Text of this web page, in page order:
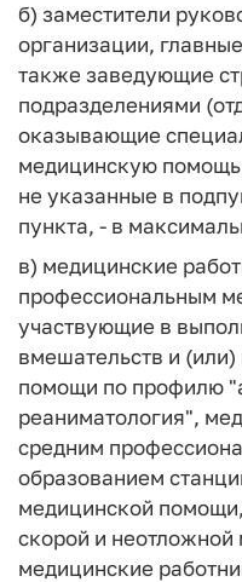
б) заместители
организации,
также заведующие
подразделениями
оказывающие
медицинскую помощь
не указанные в
пункта, - в
в) медицинские
профессиональным
участвующие в
вмешательств и
помощи по профилю
реаниматология",
средним
образованием
медицинской
скорой и
медицинские